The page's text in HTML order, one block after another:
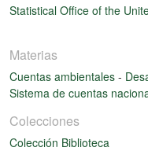
Statistical Office of the
Materias
Cuentas ambientales -
Sistema de cuentas
Colecciones
Colección Biblioteca